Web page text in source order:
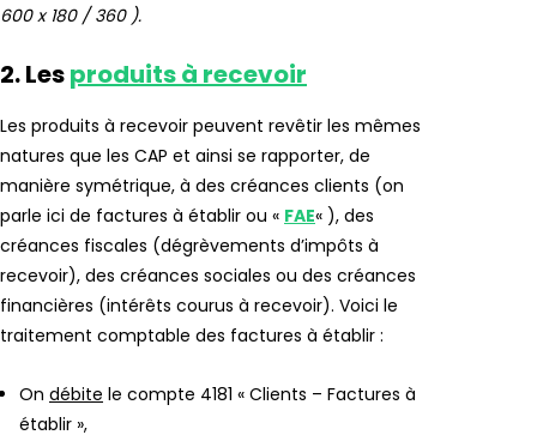
600 x 180 / 360 ).
2. Lesproduits à recevoir
Les produits à recevoir peuvent revêtir les mêmes
natures que les CAP et ainsi se rapporter, de
manière symétrique, à des créances clients (on
parle ici de factures à établir ou « FAE« ), des
créances fiscales (dégrèvements d’impôts à
recevoir), des créances sociales ou des créances
financières (intérêts courus à recevoir). Voici le
traitement comptable des factures à établir :
On débite le compte 4181 « Clients – Factures à
établir »,